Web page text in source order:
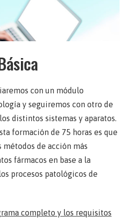
con un módulo
y seguiremos con otro de
distintos sistemas y aparatos.
formación de 75 horas es que
de acción más
fármacos en base a la
procesos patológicos de
completo y los requisitos